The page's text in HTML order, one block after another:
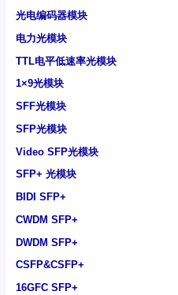
光电编码器模块
电力光模块
TTL电平低速率光模块
1×9光模块
SFF光模块
SFP光模块
Video SFP光模块
SFP+ 光模块
BIDI SFP+
CWDM SFP+
DWDM SFP+
CSFP&CSFP+
16GFC SFP+